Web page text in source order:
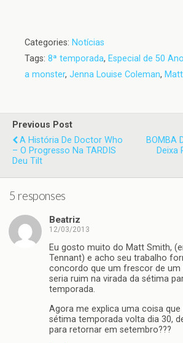
Categories: Notícias
Tags: 8ª temporada, Especial de 50
a monster, Jenna Louise Coleman,
Previous Post
A História De Doctor Who
– O Progresso Na TARDIS
Deu Tilt
BOMBA
Deixa
5 responses
Beatriz
12/03/2013
Eu gosto muito do Matt Smith,
Tennant) e acho seu trabalho
concordo que um frescor de
seria ruim na virada da sétima
temporada.
Agora me explica uma coisa que
sétima temporada volta dia 30,
para retornar em setembro???